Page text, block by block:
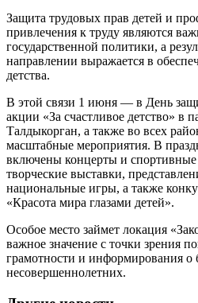
Защита трудовых прав детей и
привлечения к труду являются
государственной политики, а
направлении выражается в
детства.
В этой связи 1 июня — в День
акции «За счастливое детство» в
Талдыкорган, а также во всех
масштабные мероприятия. В
включены концерты и спортивные
творческие выставки,
национальные игры, а также
«Красота мира глазами детей».
Особое место займет локация
важное значение с точки зрения
грамотности и информирования о
несовершеннолетних.